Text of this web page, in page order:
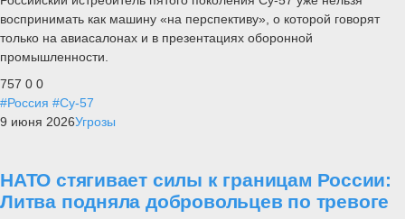
воспринимать как машину «на перспективу», о которой говорят
только на авиасалонах и в презентациях оборонной
промышленности.
757 0 0
#Россия #Су-57
9 июня 2026Угрозы
НАТО стягивает силы к границам России:
Литва подняла добровольцев по тревоге